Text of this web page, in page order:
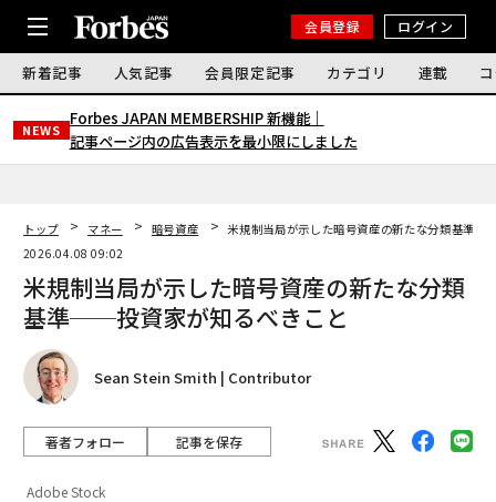
会員登録 ログイン
新着記事 人気記事 会員限定記事 カテゴリ 連載
NEWS
Forbes JAPAN MEMBERSHIP 新機能｜
記事ページ内の広告表示を最小限にしました
トップ マネー 暗号資産
米規制当局が示した暗号資産の新たな分類基準
2026.04.08 09:02
米規制当局が示した暗号資産の新たな分類
基準──投資家が知るべきこと
Sean Stein Smith | Contributor
著者フォロー 記事を保存
Adobe Stock